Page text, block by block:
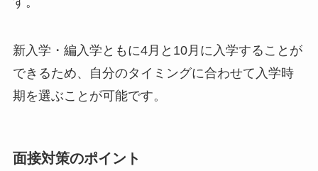
新入学・編入学ともに4月と10月に入学することが
できるため、自分のタイミングに合わせて入学時
期を選ぶことが可能です。
面接対策のポイント